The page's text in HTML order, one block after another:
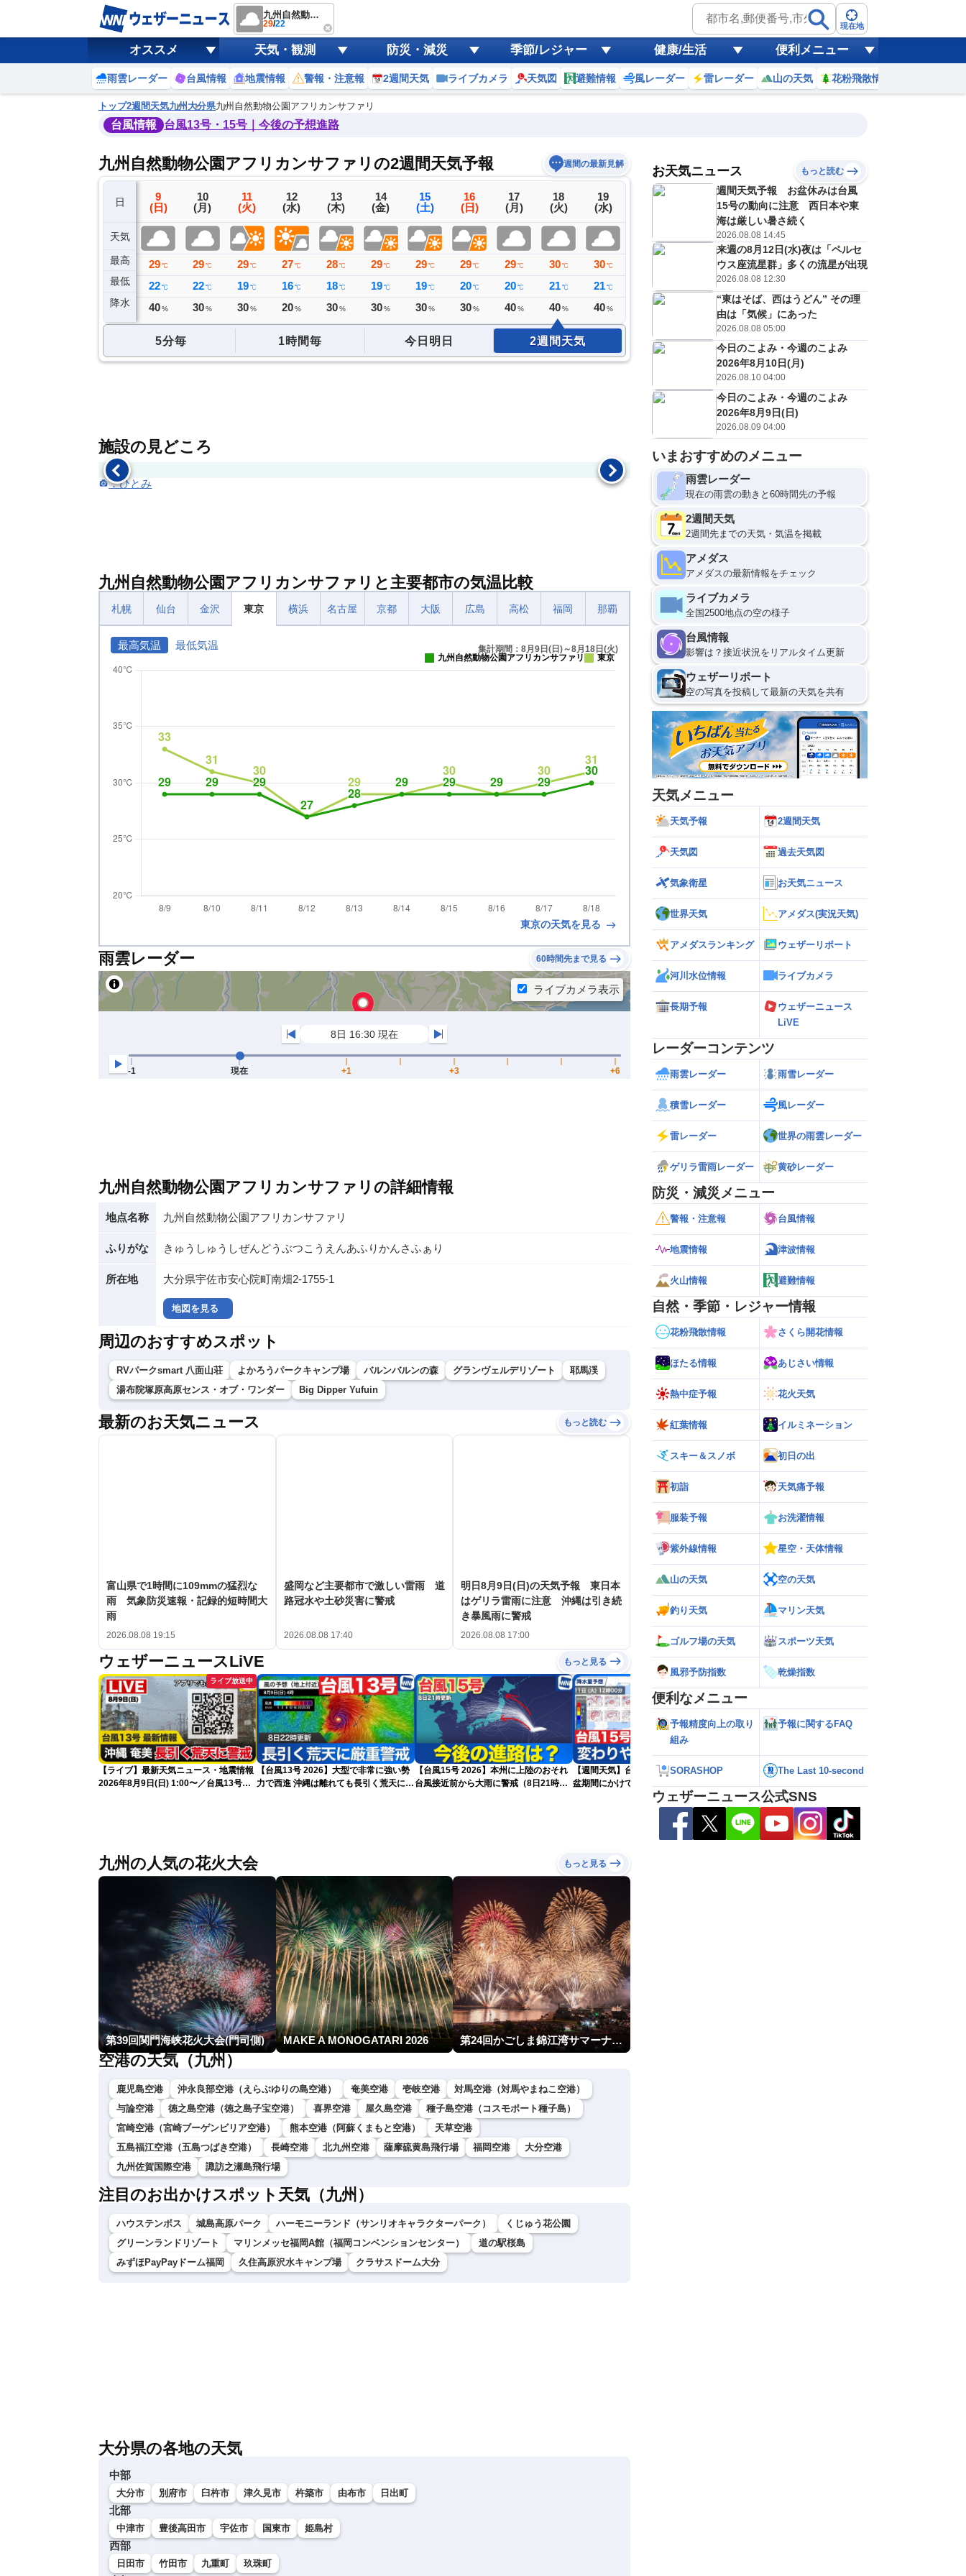
九州自然動物公園アフリカンサファリ
29/22 現在地
オススメ 天気・観測 防災・減災 季節/レジャー 健康/生活 便利メニュー
雨雲レーダー 台風情報 地震情報 警報・注意報 2週間天気 ライブカメラ 天気図 避難情報 風レーダー 雷レーダー 山の天気 花粉飛散情報
トップ2週間天気九州 大分県九州自然動物公園アフリカンサファリ
台風情報 台風13号・15号｜今後の予想進路
九州自然動物公園アフリカンサファリの2週間天気予報 週間の最新見解
日
天気
最高
最低
降水
8
(土)
29℃
23℃
ミリ
9
(日)
29 ℃
22 ℃
40 %
10
(月)
29 ℃
22 ℃
30 %
11
(火)
29 ℃
19 ℃
30 %
12
(水)
27 ℃
16 ℃
20 %
13
(木)
28℃
18℃
30%
14
(金)
29℃
19℃
30%
15
(土)
29℃
19℃
30%
16
(日)
29℃
20℃
30%
17
(月)
29 ℃
20 ℃
40 %
18
(火)
30 ℃
21 ℃
40 %
19
(水)
30 ℃
21 ℃
40 %
20
℃
22
(土)
C
31℃
21
20 %
23
(日)
D
30 ℃
21
30 %
予報の
信頼度
B
C
D
？
5分毎 1時間毎 今日明日 2週間天気
施設の見どころ
：ひとみ
九州自然動物公園アフリカンサファリと主要都市の気温比較
札幌 仙台 金沢 東京 横浜 名古屋 京都 大阪 広島 高松 福岡 那覇
最高気温 最低気温
集計期間：8月9日(日)～8月18日(火)
九州自然動物公園アフリカンサファリ
東京
東京の天気を見る
雨雲レーダー 60時間先まで見る
九州自然動物公園アフリカンサファリの詳細情報
地点名称 九州自然動物公園アフリカンサファリ
ふりがな きゅうしゅうしぜんどうぶつこうえんあふりかんさふぁり
所在地 大分県宇佐市安心院町南畑2-1755-1
地図を見る
周辺のおすすめスポット
RVパークsmart 八面山荘 よかろうパークキャンプ場 バルンバルンの森 グランヴェルデリゾート
耶馬渓
湯布院塚原高原センス・オブ・ワンダー
Big Dipper Yufuin
最新のお天気ニュース もっと読む
富山県で1時間に109mmの猛烈な
雨 気象防災速報・記録的短時間大
雨
2026.08.08 19:15
盛岡など主要都市で激しい雷雨 道
路冠水や土砂災害に警戒
2026.08.08 17:40
明日8月9日(日)の天気予報 東日本
はゲリラ雷雨に注意 沖縄は引き続
き暴風雨に警戒
2026.08.08 17:00
ウェザーニュースLiVE もっと見る
ライブ放送中
【ライブ】最新天気ニュース・地震情報
2026年8月9日(日) 1:00〜／台風13号・
【台風13号 2026】大型で非常に強い勢
力で西進 沖縄は離れても長引く荒天に厳
【台風15号 2026】本州に上陸のおそれ
台風接近前から大雨に警戒（8日21時更
【週間天気】台風15号の動向に注目 お
盆期間にかけて全国的に変わりやすい天
【ゲリラ雷雨警戒】あす9日(日)も東北や
雨雲急発達の危険も
九州の人気の花火大会 もっと見る
第39回関門海峡花火大会(門司側) MAKE A MONOGATARI 2026 第24回かごしま錦江湾サマーナイト大花火大会
空港の天気（九州）
鹿児島空港 沖永良部空港（えらぶゆりの島空港） 奄美空港 壱岐空港
対馬空港（対馬やまねこ空港）
与論空港
徳之島空港（徳之島子宝空港） 喜界空港 屋久島空港
種子島空港（コスモポート種子島）
宮崎空港（宮崎ブーゲンビリア空港）
熊本空港（阿蘇くまもと空港）
天草空港
五島福江空港（五島つばき空港）
長崎空港 北九州空港 薩摩硫黄島飛行場 福岡空港
大分空港
九州佐賀国際空港
諏訪之瀬島飛行場
注目のお出かけスポット天気（九州）
ハウステンボス 城島高原パーク ハーモニーランド（サンリオキャラクターパーク）
くじゅう花公園
グリーンランドリゾート
マリンメッセ福岡A館（福岡コンベンションセンター）
道の駅桜島
みずほPayPayドーム福岡
久住高原沢水キャンプ場 クラサスドーム大分
大分県の各地の天気
中部
大分市 別府市 臼杵市 津久見市 杵築市 由布市 日出町
北部
中津市 豊後高田市 宇佐市 国東市 姫島村
西部
日田市 竹田市 九重町 玖珠町
お天気ニュース もっと読む
週間天気予報 お盆休みは台風
15号の動向に注意 西日本や東
海は厳しい暑さ続く
2026.08.08 14:45
来週の8月12日(水)夜は「ペルセ
ウス座流星群」多くの流星が出現
2026.08.08 12:30
“東はそば、西はうどん” その理
由は「気候」にあった
2026.08.08 05:00
今日のこよみ・今週のこよみ
2026年8月10日(月)
2026.08.10 04:00
今日のこよみ・今週のこよみ
2026年8月9日(日)
2026.08.09 04:00
いまおすすめのメニュー
雨雲レーダー
現在の雨雲の動きと60時間先の予報
2週間天気
2週間先までの天気・気温を掲載
アメダス
アメダスの最新情報をチェック
ライブカメラ
全国2500地点の空の様子
台風情報
影響は？接近状況をリアルタイム更新
ウェザーリポート
空の写真を投稿して最新の天気を共有
天気メニュー
天気予報 2週間天気
天気図 過去天気図
気象衛星 お天気ニュース
世界天気 アメダス(実況天気)
アメダスランキング ウェザーリポート
河川水位情報 ライブカメラ
長期予報
ウェザーニュース
LiVE
レーダーコンテンツ
雨雲レーダー 雨雪レーダー
積雪レーダー 風レーダー
雷レーダー 世界の雨雲レーダー
ゲリラ雷雨レーダー 黄砂レーダー
防災・減災メニュー
警報・注意報 台風情報
地震情報 津波情報
火山情報 避難情報
自然・季節・レジャー情報
花粉飛散情報 さくら開花情報
ほたる情報 あじさい情報
熱中症予報 花火天気
紅葉情報 イルミネーション
スキー＆スノボ 初日の出
初詣 天気痛予報
服装予報 お洗濯情報
紫外線情報 星空・天体情報
山の天気 空の天気
釣り天気 マリン天気
ゴルフ場の天気 スポーツ天気
風邪予防指数 乾燥指数
便利なメニュー
予報精度向上の取り
組み
予報に関するFAQ
SORASHOP The Last 10-second
ウェザーニュース公式SNS